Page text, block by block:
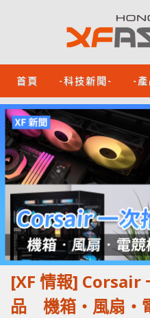
首頁 -科技新聞- -
[XF 情報] Corsair
品 機箱‧風扇‧